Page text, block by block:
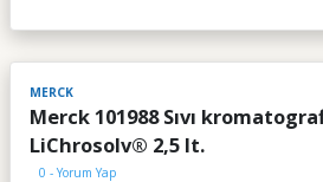
MERCK
Merck 101988 Sıvı
LiChrosolv® 2,5 lt.
0 - Yorum Yap